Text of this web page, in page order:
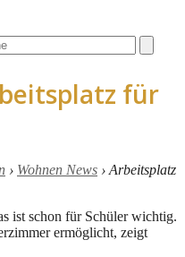
für
› Wohnen News › Arbeitsplatz
ist schon für Schüler wichtig.
ermöglicht, zeigt